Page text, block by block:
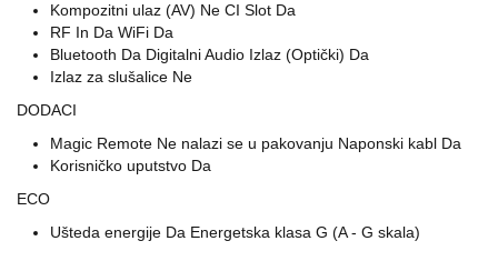
Kompozitni ulaz (AV) Ne CI Slot Da
RF In Da WiFi Da
Bluetooth Da Digitalni Audio Izlaz (Optički) Da
Izlaz za slušalice Ne
DODACI
Magic Remote Ne nalazi se u pakovanju Naponski kabl Da
Korisničko uputstvo Da
ECO
Ušteda energije Da Energetska klasa G (A - G skala)